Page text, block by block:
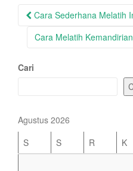
Post
navigation
Cara Sederhana Melatih
Cara Melatih
Cari
Agustus 2026
S
S R K